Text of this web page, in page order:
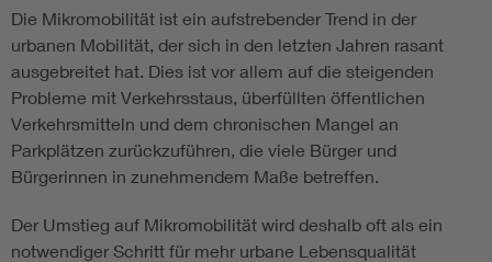
Die Mikromobilität ist ein aufstrebender Trend in der
urbanen Mobilität, der sich in den letzten Jahren rasant
ausgebreitet hat. Dies ist vor allem auf die steigenden
Probleme mit Verkehrsstaus, überfüllten öffentlichen
Verkehrsmitteln und dem chronischen Mangel an
Parkplätzen zurückzuführen, die viele Bürger und
Bürgerinnen in zunehmendem Maße betreffen.
Der Umstieg auf Mikromobilität wird deshalb oft als ein
notwendiger Schritt für mehr urbane Lebensqualität